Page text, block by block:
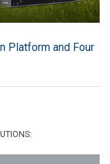
Platform and Four